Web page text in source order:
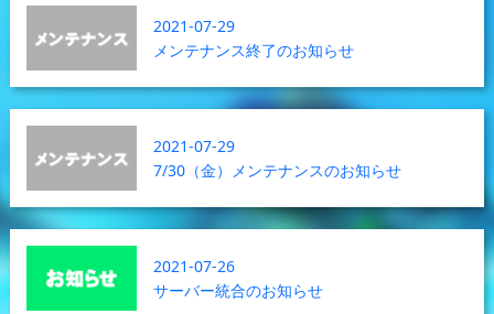
2021-07-29
メンテナンス終了のお知らせ
2021-07-29
7/30（金）メンテナンスのお知らせ
2021-07-26
サーバー統合のお知らせ